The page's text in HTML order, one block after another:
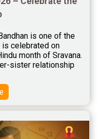
is one of the
celebrated on
month of Sravana.
sister relationship